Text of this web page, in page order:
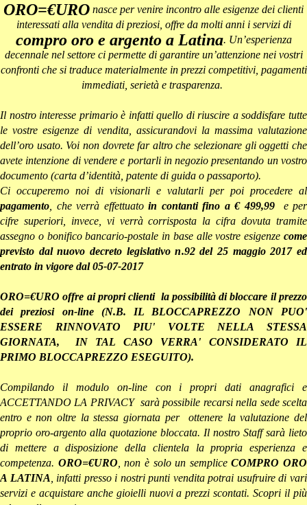
ORO=€URO nasce per venire incontro alle esigenze dei clienti
interessati alla vendita di preziosi, offre da molti anni i servizi di
compro oro e argento a Latina. Un’esperienza
decennale nel settore ci permette di garantire un’attenzione nei vostri
confronti che si traduce materialmente in prezzi competitivi, pagamenti
immediati, serietà e trasparenza.
Il nostro interesse primario è infatti quello di riuscire a soddisfare tutte
le vostre esigenze di vendita, assicurandovi la massima valutazione
dell’oro usato. Voi non dovrete far altro che selezionare gli oggetti che
avete intenzione di vendere e portarli in negozio presentando un vostro
documento (carta d’identità, patente di guida o passaporto).
Ci occuperemo noi di visionarli e valutarli per poi procedere al
pagamento , che verrà effettuato in contanti fino a € 499,99
e per
cifre superiori, invece, vi verrà corrisposta la cifra dovuta tramite
assegno o bonifico bancario-postale in base alle vostre esigenze come
previsto dal nuovo decreto legislativo n.92 del 25 maggio 2017 ed
entrato in vigore dal 05-07-2017
ORO=€URO offre ai propri clienti la possibilità di bloccare il prezzo
dei preziosi on-line (N.B. IL BLOCCAPREZZO NON PUO'
ESSERE RINNOVATO PIU' VOLTE NELLA STESSA
GIORNATA, IN TAL CASO VERRA' CONSIDERATO IL
PRIMO BLOCCAPREZZO ESEGUITO).
Compilando il modulo on-line con i propri dati anagrafici e
ACCETTANDO LA PRIVACY sarà possibile recarsi nella sede scelta
entro e non oltre la stessa giornata per ottenere la valutazione del
proprio oro-argento alla quotazione bloccata. Il nostro Staff sarà lieto
di mettere a disposizione della clientela la propria esperienza e
competenza. ORO=€URO , non è solo un sempliceCOMPRO ORO
A LATINA , infatti presso i nostri punti vendita potrai usufruire di vari
servizi e acquistare anche gioielli nuovi a prezzi scontati. Scopri il più